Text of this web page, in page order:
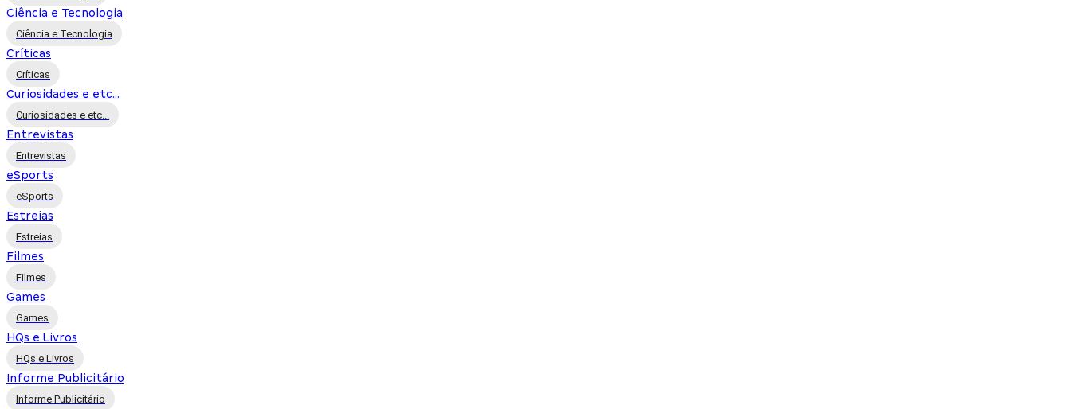
Ciência e Tecnologia
Ciência e Tecnologia
Críticas
Críticas
Curiosidades e etc...
Curiosidades e etc...
Entrevistas
Entrevistas
eSports
eSports
Estreias
Estreias
Filmes
Filmes
Games
Games
HQs e Livros
HQs e Livros
Informe Publicitário
Informe Publicitário